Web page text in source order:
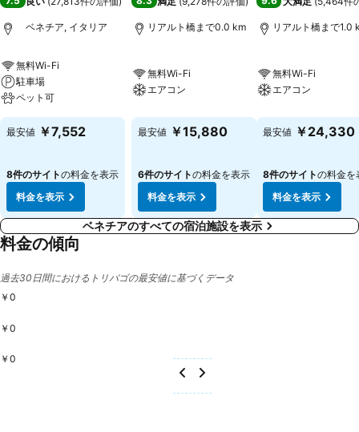
ヘアドライヤーがあります。バスルームでは、化粧品が特別に快適な空
間をつくりだしています。車いす対応の部屋がご予約可能です。この宿
泊施設はファミリールームや禁煙の部屋をご提供しています。 スポー
過ごしいただけること請け合いです。お客さまには、テラスにて素晴ら
しいお天気を堪能していただけます。自転車／マウンテンバイク、フィ
ットネス・スタジオやビリヤードなどの様々なアクティビティで、変化
に富んだご滞在をお楽しみください。 お食事: お食事エリアにはレスト
ランやバーがあります。盛りだくさんの朝食ビュッフェや昼食を毎日お
注文いただけます。このほかにも、このホステルは特別メニューをご用
意しています。 クレジットカード: この施設は、MasterCardでのお支
払いを受け付けております。
ベネチア, イタリア
無料Wi-Fi
駐車場
ペット可
最安値 ￥7,552
8件のサイトの料金を表示
料金を表示
リアルト橋まで0.0 km
無料Wi-Fi
エアコン
最安値 ￥15,880
6件のサイトの料金を表示
料金を表示
リアルト橋まで1.0
無料Wi-Fi
エアコン
最安値 ￥24,330
8件のサイトの料金を
料金を表示
ベネチアのすべての宿泊施設を表示
料金の傾向
過去30日間におけるトリバゴの最安値に基づくデータ
￥0
￥0
￥0